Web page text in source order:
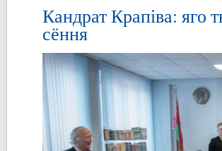
Кандрат Крапіва: яго
сёння